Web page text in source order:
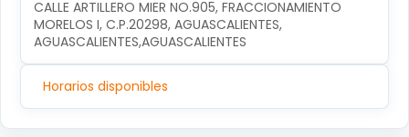
CALLE ARTILLERO MIER NO.905, FRACCIONAMIENTO
MORELOS I, C.P.20298, AGUASCALIENTES,
AGUASCALIENTES,AGUASCALIENTES
Horarios disponibles